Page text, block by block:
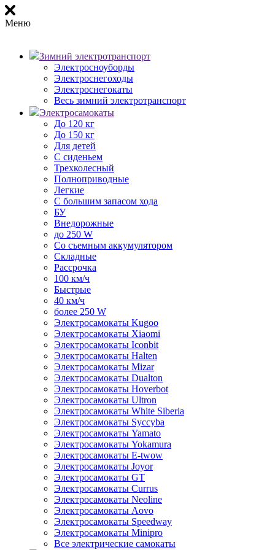
Меню
Зимний электротранспорт
Электросноуборды
Электроснегоходы
Электроснегокаты
Весь зимний электротранспорт
Электросамокаты
До 120 кг
До 150 кг
Для детей
С сиденьем
Трехколесный
Полноприводные
Легкие
С большим запасом хода
БУ
Внедорожные
до 250 W
Со съемным аккумулятором
Складные
Рассрочка
100 км/ч
Быстрые
40 км/ч
более 250 W
Электросамокаты Kugoo
Электросамокаты Xiaomi
Электросамокаты Iconbit
Электросамокаты Halten
Электросамокаты Mizar
Электросамокаты Dualton
Электросамокаты Hoverbot
Электросамокаты Ultron
Электросамокаты White Siberia
Электросамокаты Syccyba
Электросамокаты Yamato
Электросамокаты Yokamura
Электросамокаты E-twow
Электросамокаты Joyor
Электросамокаты GT
Электросамокаты Currus
Электросамокаты Neoline
Электросамокаты Aovo
Электросамокаты Speedway
Электросамокаты Minipro
Все электрические самокаты